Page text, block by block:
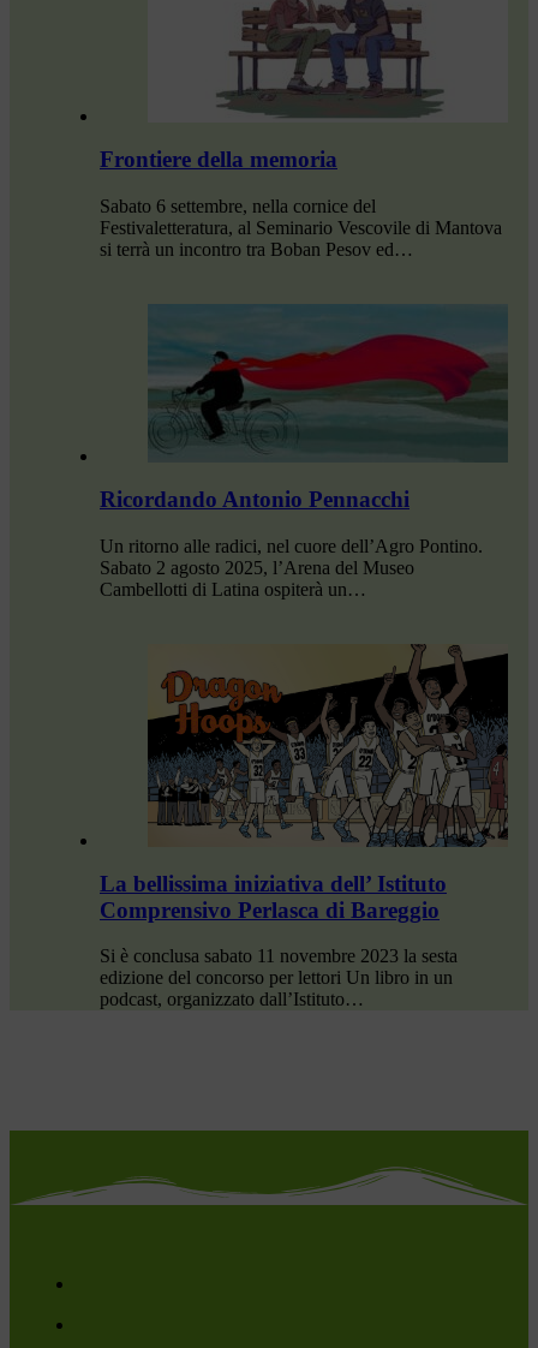
Frontiere della memoria
Sabato 6 settembre, nella cornice del
Festivaletteratura, al Seminario Vescovile di Mantova
si terrà un incontro tra Boban Pesov ed…
Ricordando Antonio Pennacchi
Un ritorno alle radici, nel cuore dell’Agro Pontino.
Sabato 2 agosto 2025, l’Arena del Museo
Cambellotti di Latina ospiterà un…
La bellissima iniziativa dell’ Istituto
Comprensivo Perlasca di Bareggio
Si è conclusa sabato 11 novembre 2023 la sesta
edizione del concorso per lettori Un libro in un
podcast, organizzato dall’Istituto…